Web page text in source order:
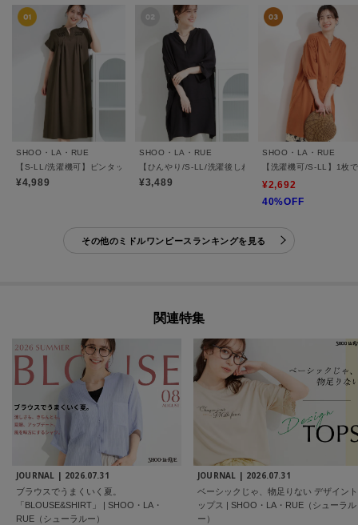
SHOO・LA・RUE
【S-LL/洗濯機可】ピンタックデザインがサマ見え Aラインワンピース
¥4,989
SHOO・LA・RUE
【ひんやり/S-LL/洗濯後しわになりにくい】体型カバ
¥3,489
SHOO・LA・RUE
【洗濯機可/S-LL】1枚
¥2,692
40%OFF
その他のミドルワンピースランキングを見る
関連特集
JOURNAL | 2026.07.31
ブラウスでうまくいく夏。
「BLOUSE&SHIRT」 | SHOO・LA・
RUE（シューラルー）
JOURNAL | 2026.07.31
ベーシックじゃ、物足りない デザイント
ップス | SHOO・LA・RUE（シューラル
ー）